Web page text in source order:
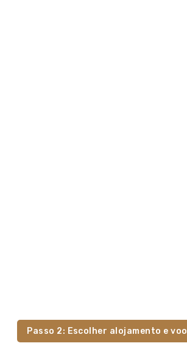
Passo 2: Escolher alojamento e voo